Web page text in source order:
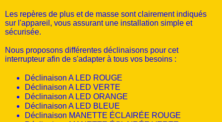
Les repères de plus et de masse sont clairement indiqués
sur l'appareil, vous assurant une installation simple et
sécurisée.
Nous proposons différentes déclinaisons pour cet
interrupteur afin de s'adapter à tous vos besoins :
Déclinaison A LED ROUGE
Déclinaison A LED VERTE
Déclinaison A LED ORANGE
Déclinaison A LED BLEUE
Déclinaison MANETTE ÉCLAIRÉE ROUGE